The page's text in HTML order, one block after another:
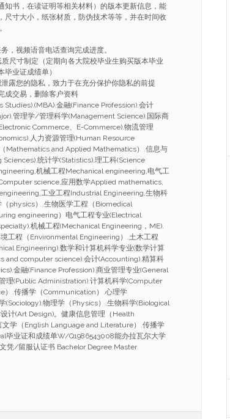
知书，在读证明等相关材料）的版本更新信息，能
尺寸大小，纸张材质，防伪技术等等，并在时间收
，视频语音电话查询完成进度。
尺寸制定（定期向各大院校毕业生购买版本毕业
业证成绩单）
露您的隐私，致力于在充分保护你隐私的前提
成交易，删除客户资料
金融(Finance Profession).会计
管理学/管理科学(Management Science).国际商
Commerce、E-Commerce).物流管理
人力资源管理(Human Resource
Mathematics and Applied Mathematics）.信息与
统计学(Statistics).理工科(Science
机械工程Mechanical engineering,电气工
science,应用数学Applied mathematics,
工业工程Industrial Engineering,生物科
physics）.生物医学工程（Biomedical
engineering）电气工程专业(Electrical
机械工程(Mechanical Engineering，ME).
工程（Environmental Engineering）.土木工程
Engineering).数学和计算机科学专业(数学计算
and computer science).会计(Accounting).精算科
金融(Finance Profession).商业管理专业(General
理(Public Administration).计算机科学(Computer
）.传播学（Communication）.心理学
(Sociology).物理学（Physics）.生物科学(Biological
计(Art Design)。健康信息管理（Health
学（English Language and Literature）.传播学
毕业证和成绩单W/Q1986543008能办拉瓦尔大学
凭/留服认证书 Bachelor Degree Master